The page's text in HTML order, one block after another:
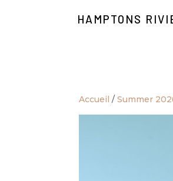
HAMPTONS
Accueil /Summer